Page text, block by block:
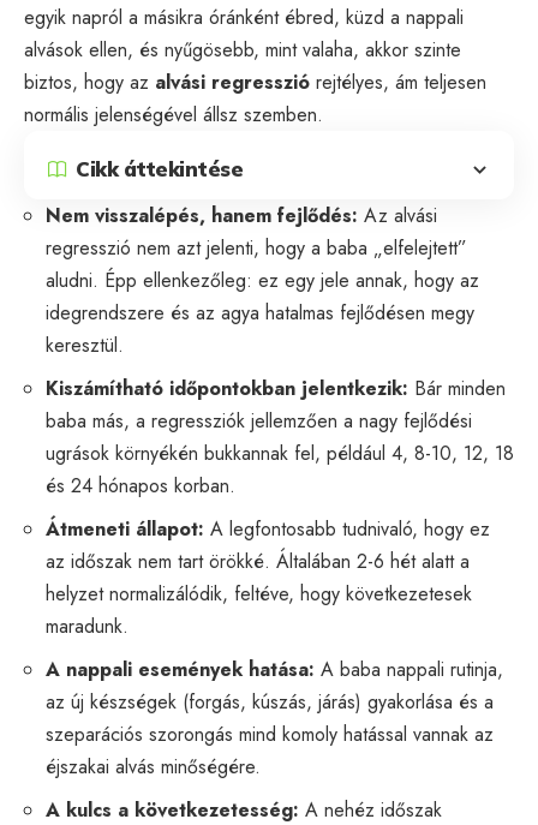
egyik napról a másikra óránként ébred, küzd a nappali
alvások ellen, és nyűgösebb, mint valaha, akkor szinte
biztos, hogy az alvási regresszió rejtélyes, ám teljesen
normális jelenségével állsz szemben.
Cikk áttekintése
Nem visszalépés, hanem fejlődés: Az alvási
regresszió nem azt jelenti, hogy a baba „elfelejtett”
aludni. Épp ellenkezőleg: ez egy jele annak, hogy az
idegrendszere és az agya hatalmas fejlődésen megy
keresztül.
Kiszámítható időpontokban jelentkezik: Bár minden
baba más, a regressziók jellemzően a nagy fejlődési
ugrások környékén bukkannak fel, például 4, 8-10, 12, 18
és 24 hónapos korban.
Átmeneti állapot: A legfontosabb tudnivaló, hogy ez
az időszak nem tart örökké. Általában 2-6 hét alatt a
helyzet normalizálódik, feltéve, hogy következetesek
maradunk.
A nappali események hatása: A baba nappali rutinja,
az új készségek (forgás, kúszás, járás) gyakorlása és a
szeparációs szorongás mind komoly hatással vannak az
éjszakai alvás minőségére.
A kulcs a következetesség: A nehéz időszak